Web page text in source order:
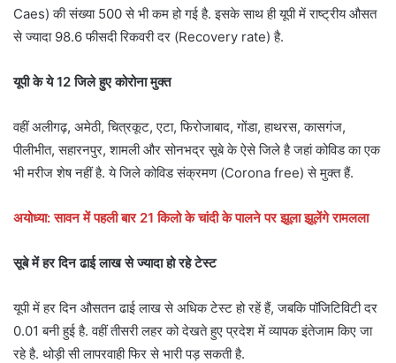
Caes) की संख्या 500 से भी कम हो गई है. इसके साथ ही यूपी में राष्ट्रीय औसत
से ज्यादा 98.6 फीसदी रिकवरी दर (Recovery rate) है.
यूपी के ये 12 जिले हुए कोरोना मुक्त
वहीं अलीगढ़, अमेठी, चित्रकूट, एटा, फिरोजाबाद, गोंडा, हाथरस, कासगंज,
पीलीभीत, सहारनपुर, शामली और सोनभद्र सूबे के ऐसे जिले है जहां कोविड का एक
भी मरीज शेष नहीं है. ये जिले कोविड संक्रमण (Corona free) से मुक्त हैं.
अयोध्या: सावन में पहली बार 21 किलो के चांदी के पालने पर झूला झूलेंगे रामलला
सूबे में हर दिन ढाई लाख से ज्यादा हो रहे टेस्ट
यूपी में हर दिन औसतन ढाई लाख से अधिक टेस्ट हो रहें हैं, जबकि पॉजिटिविटी दर
0.01 बनी हुई है. वहीं तीसरी लहर को देखते हुए प्रदेश में व्यापक इंतेजाम किए जा
रहे है. थोड़ी सी लापरवाही फिर से भारी पड़ सकती है.